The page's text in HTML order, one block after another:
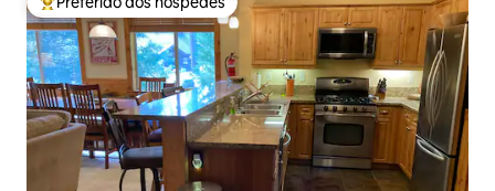
Entre os melhores preferidos dos hóspedes